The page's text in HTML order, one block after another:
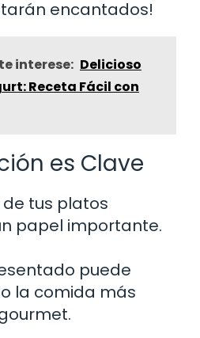
encantados!
interese: Delicioso
Receta Fácil con
es Clave
tus platos
papel importante.
puede
la comida más